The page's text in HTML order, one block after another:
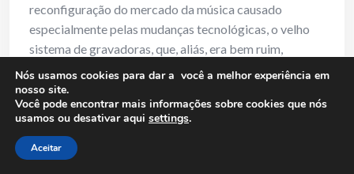
reconfiguração do mercado da música causado
especialmente pelas mudanças tecnológicas, o velho
sistema de gravadoras, que, aliás, era bem ruim,
praticamente ruiu. Neste sentido, formatos como o
dos Festivais acabam tendo uma importância
estratégica para o fomento de novos artistas e para a
formação de público. Pena que com essa crise e todo o
desmonte da cultura resultante dela esse circuito de
Nós usamos cookies para dar a você a melhor experiência em
nosso site.
Você pode encontrar mais informações sobre cookies que nós
usamos ou desativar aqui settings.
Aceitar